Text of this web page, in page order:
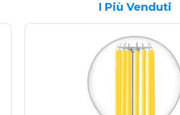
I Più Venduti